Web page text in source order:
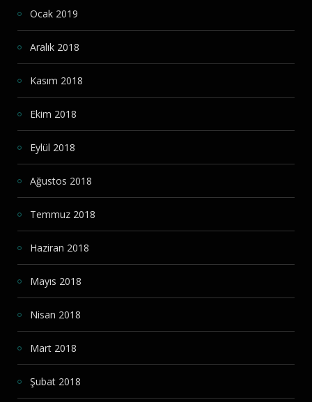
Ocak 2019
Aralık 2018
Kasım 2018
Ekim 2018
Eylül 2018
Ağustos 2018
Temmuz 2018
Haziran 2018
Mayıs 2018
Nisan 2018
Mart 2018
Şubat 2018